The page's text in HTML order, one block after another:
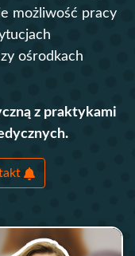
możliwość pracy
ośrodkach
z praktykami